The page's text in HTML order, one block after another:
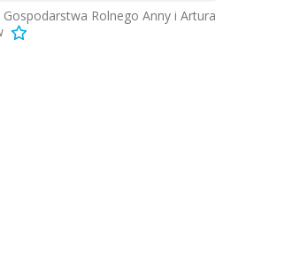
Rolnego Anny i Artura